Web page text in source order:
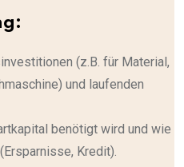
(z.B. für Material,
und laufenden
benötigt wird und wie
Kredit).